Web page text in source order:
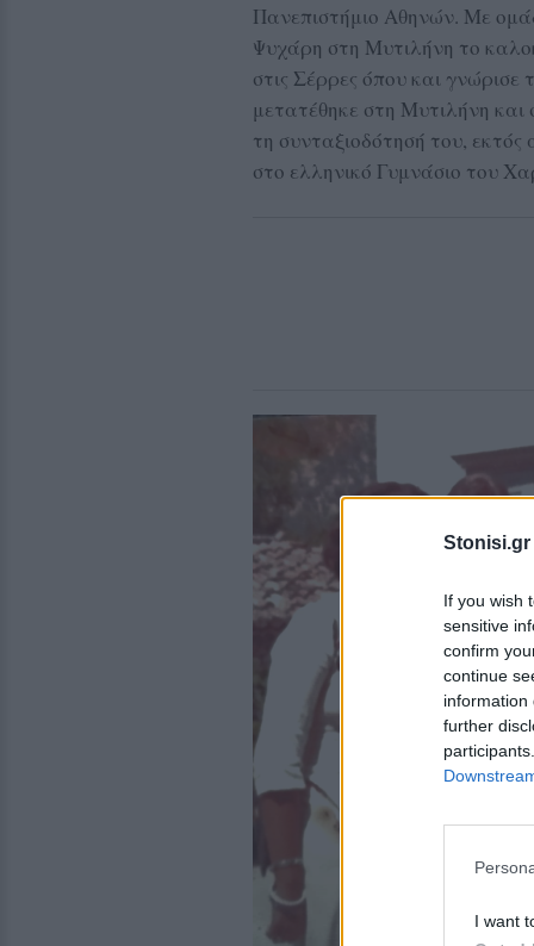
Stonisi.gr
If you wish
sensitive
confirm
continue
information
further
I want
Πανεπιστήμιο Αθηνών. Με
Ψυχάρη στη Μυτιλήνη το
στις Σέρρες όπου και
μετατέθηκε στη Μυτιλήνη
τη συνταξιοδότησή του,
στο ελληνικό Γυμνάσιο του